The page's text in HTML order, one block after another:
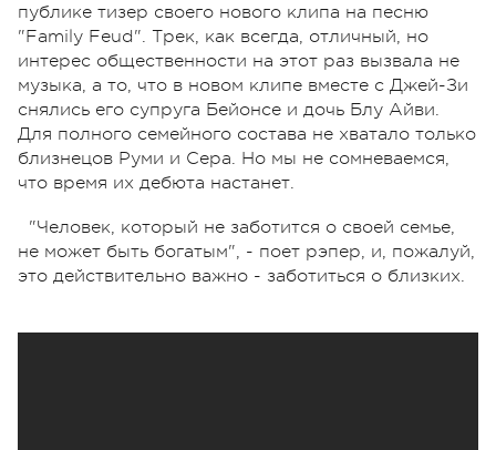
публике тизер своего нового клипа на песню
"Family Feud". Трек, как всегда, отличный, но
интерес общественности на этот раз вызвала не
музыка, а то, что в новом клипе вместе с Джей-Зи
снялись его супруга Бейонсе и дочь Блу Айви.
Для полного семейного состава не хватало только
близнецов Руми и Сера. Но мы не сомневаемся,
что время их дебюта настанет.
"Человек, который не заботится о своей семье,
не может быть богатым", - поет рэпер, и, пожалуй,
это действительно важно - заботиться о близких.